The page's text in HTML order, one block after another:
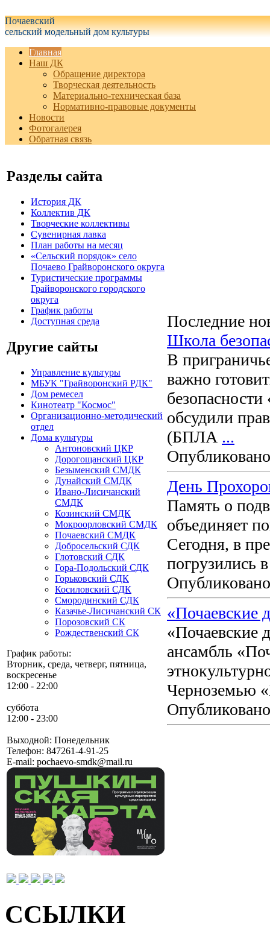
Почаевский
сельский модельный дом культуры
Главная
Наш ДК
Обращение директора
Творческая деятельность
Материально-техническая база
Нормативно-правовые документы
Новости
Фотогалерея
Обратная связь
Разделы сайта
История ДК
Коллектив ДК
Творческие коллективы
Сувенирная лавка
План работы на месяц
«Сельский порядок» село
Почаево Грайворонского округа
Туристические программы
Грайворонского городского
округа
График работы
Доступная среда
Другие сайты
Управление культуры
МБУК "Грайворонский РДК"
Дом ремесел
Кинотеатр "Космос"
Организационно-методический
отдел
Дома культуры
Антоновский ЦКР
Дорогощанский ЦКР
Безыменский СМДК
Дунайский СМДК
Ивано-Лисичанский
СМДК
Козинский СМДК
Мокроорловский СМДК
Почаевский СМДК
Добросельский СДК
Глотовский СДК
Гора-Подольский СДК
Горьковский СДК
Косиловский СДК
Смородинский СДК
Казачье-Лисичанский СК
Порозовский СК
Рождественский СК
График работы:
Вторник, среда, четверг, пятница,
воскресенье
12:00 - 22:00
суббота
12:00 - 23:00
Выходной: Понедельник
Телефон: 847261-4-91-25
E-mail: pochaevo-smdk@mail.ru
Последние
Школа
В
важно
обсудили
(БПЛА ...
День
Память о
объединяет
Сегодня, в
погрузились
«Почаевские
«Почаевские
ансамбль
Черноземью
ССЫЛКИ